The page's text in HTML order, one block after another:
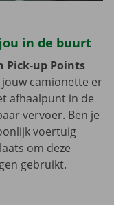
in de buurt
Pick-up Points
jouw camionette er
afhaalpunt in de
vervoer. Ben je
voertuig
om deze
gebruikt.